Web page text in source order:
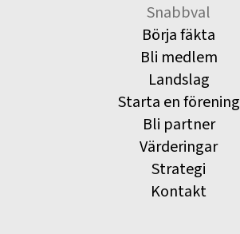
Snabbval
Börja fäkta
Bli medlem
Landslag
Starta en förening
Bli partner
Värderingar
Strategi
Kontakt